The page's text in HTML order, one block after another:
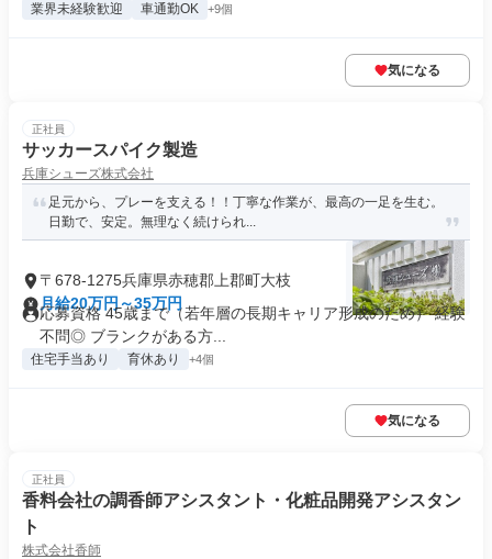
業界未経験歓迎 車通勤OK +9個
気になる
正社員
サッカースパイク製造
兵庫シューズ株式会社
足元から、プレーを支える！！丁寧な作業が、最高の一足を生む。
日勤で、安定。無理なく続けられ...
〒678-1275兵庫県赤穂郡上郡町大枝
月給20万円～35万円
応募資格 45歳まで（若年層の長期キャリア形成のため） 経験
不問◎ ブランクがある方...
住宅手当あり 育休あり +4個
気になる
正社員
香料会社の調香師アシスタント・化粧品開発アシスタン
ト
株式会社香師